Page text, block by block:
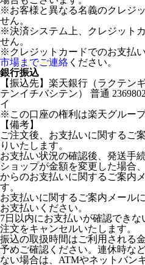
※お客様と異なる名義のクレジ
せん。
※決済システム上、クレジット
せん。
※クレジットカードでのお支払
市場までご連絡 ください。
銀行振込
【振込先】楽天銀行（ラクテン
テンイチバシテン） 普通
イ
※この口座の権利は楽天グルー
【備考】
ご注文後、お支払いに関するご
りいたします。
お支払い状況の確認後、発送手
ショップが金額を変更した場合
からのお支払いに関するご案内
す。
お支払いに関するご案内メール
お支払いください。
7日以内にお支払いが確認でき
注文をキャンセルいたします。
振込の取扱時間はご利用される
予めご確認ください。連休時な
ない場合は、ATMやネットバン